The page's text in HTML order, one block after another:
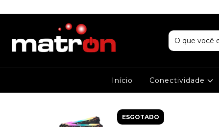
Início Conectividade
ESGOTADO